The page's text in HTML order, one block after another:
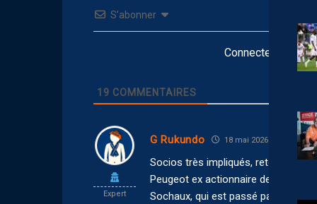
S’abonner
Connectez-vous
19 COMMENTAIRES
Expert
G Rukundo 18 mai 2026 12:26
Socios très impliqués, retour du
Peugeot ex actionnaire de 1928 à
Sochaux, qui est passé pas loin de